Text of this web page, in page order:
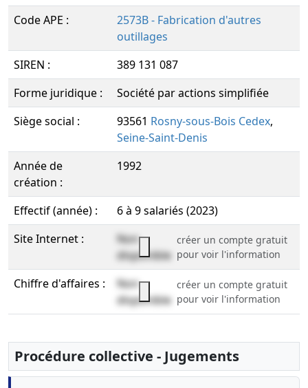
Code APE :
2573B - Fabrication d'autres
outillages
SIREN :
389 131 087
Forme juridique :
Société par actions simplifiée
Siège social :
93561 Rosny-sous-Bois Cedex,
Seine-Saint-Denis
Année de
création :
1992
Effectif (année) :
6 à 9 salariés (2023)
Site Internet :
Non
disponible
créer un compte gratuit
pour voir l'information
Chiffre d'affaires :
Non
disponible
créer un compte gratuit
pour voir l'information
Procédure collective - Jugements